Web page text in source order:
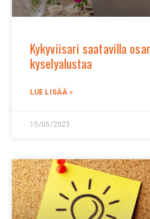
Kykyviisari saatavilla
kyselyalustaa
LUE LISÄÄ »
15/05/2023